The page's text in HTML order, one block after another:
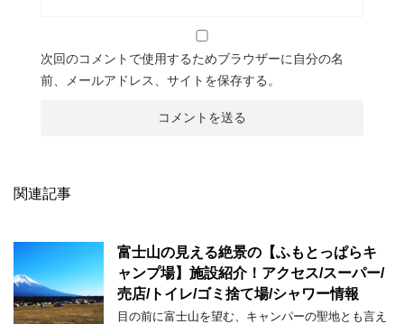
次回のコメントで使用するためブラウザーに自分の名
前、メールアドレス、サイトを保存する。
関連記事
富士山の見える絶景の【ふもとっぱらキ
ャンプ場】施設紹介！アクセス/スーパー/
売店/トイレ/ゴミ捨て場/シャワー情報
目の前に富士山を望む、キャンパーの聖地とも言え